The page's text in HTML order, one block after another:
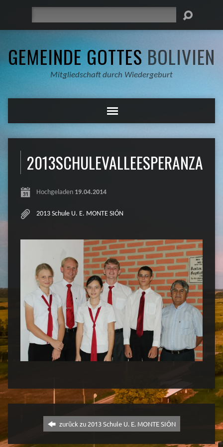
GEMEINDE GOTTES BOLIVIEN
Mitgliedschaft durch Wiedergeburt
Hochgeladen 19.04.2014
2013 Schule U. E. MONTE SIÓN
zurück zu 2013 Schule U. E. MONTE SIÓN